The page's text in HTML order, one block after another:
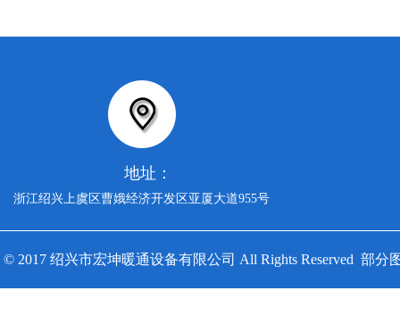
地址：
浙江绍兴上虞区曹娥经济开发区亚厦大道955号
© 2017 绍兴市宏坤暖通设备有限公司 All Rights Reserved 部